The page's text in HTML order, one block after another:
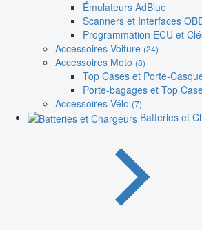
Émulateurs AdBlue
Scanners et Interfaces
Programmation ECU et
Accessoires Voiture (24)
Accessoires Moto (8)
Top Cases et Porte-
Porte-bagages et Top
Accessoires Vélo (7)
Batteries et